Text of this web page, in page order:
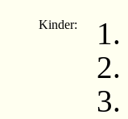
Kinder: